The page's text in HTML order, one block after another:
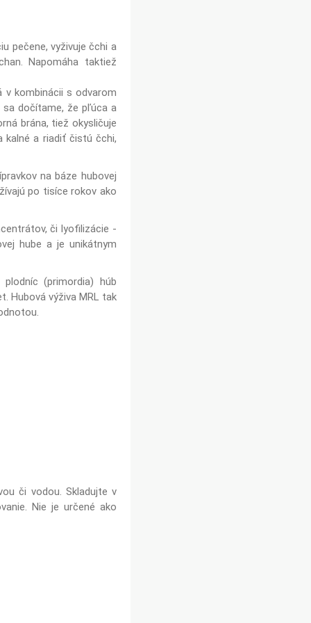
pečene, vyživuje čchi a
Napomáha taktiež
kombinácii s odvarom
dočítame, že pľúca a
brána, tiež okysličuje
kalné a riadiť čistú čchi,
na báze hubovej
po tisíce rokov ako
či lyofilizácie -
hube a je unikátnym
(primordia) húb
Hubová výživa MRL tak
či vodou. Skladujte v
Nie je určené ako